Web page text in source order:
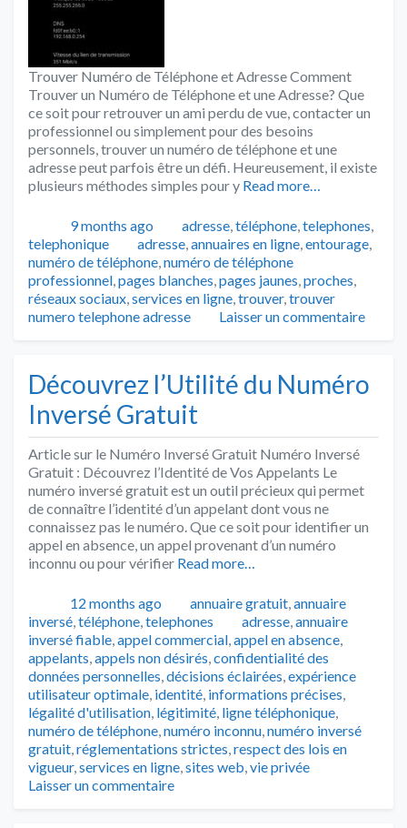
Trouver Numéro de Téléphone et Adresse Comment
Trouver un Numéro de Téléphone et une Adresse? Que
ce soit pour retrouver un ami perdu de vue, contacter un
professionnel ou simplement pour des besoins
personnels, trouver un numéro de téléphone et une
adresse peut parfois être un défi. Heureusement, il existe
plusieurs méthodes simples pour y Read more…
Publié9 months ago Catégories
adresse,téléphone,telephones,
telephonique
Tags
adresse,annuaires en ligne,entourage,
numéro de téléphone,numéro de téléphone
professionnel,pages blanches,pages jaunes,proches,
réseaux sociaux,services en ligne,trouver,trouver
numero telephone adresse
Laisser un commentaire
Découvrez l’Utilité du Numéro
Inversé Gratuit
Article sur le Numéro Inversé Gratuit Numéro Inversé
Gratuit : Découvrez l’Identité de Vos Appelants Le
numéro inversé gratuit est un outil précieux qui permet
de connaître l’identité d’un appelant dont vous ne
connaissez pas le numéro. Que ce soit pour identifier un
appel en absence, un appel provenant d’un numéro
inconnu ou pour vérifier Read more…
Publié12 months ago Catégories
annuaire gratuit,annuaire
inversé,téléphone,telephones Tags
adresse,annuaire
inversé fiable,appel commercial,appel en absence,
appelants,appels non désirés,confidentialité des
données personnelles,décisions éclairées,expérience
utilisateur optimale, identité, informations précises,
légalité d'utilisation, légitimité, ligne téléphonique,
numéro de téléphone,numéro inconnu,numéro inversé
gratuit,réglementations strictes,respect des lois en
vigueur,services en ligne,sites web,vie privée
Laisser un commentaire